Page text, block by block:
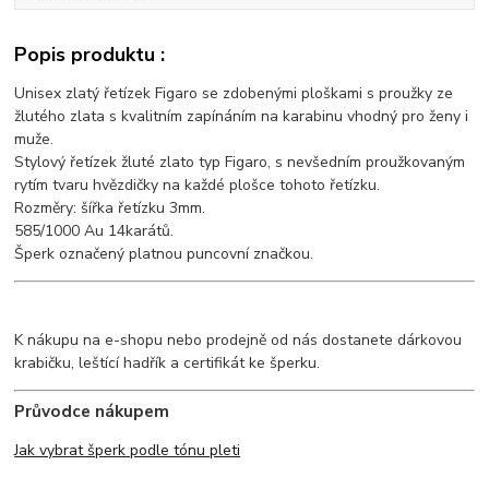
Popis produktu :
Unisex zlatý řetízek Figaro se zdobenými ploškami s proužky ze
žlutého zlata s kvalitním zapínáním na karabinu vhodný pro ženy i
muže.
Stylový řetízek žluté zlato typ Figaro, s nevšedním proužkovaným
rytím tvaru hvězdičky na každé plošce tohoto řetízku.
Rozměry: šířka řetízku 3mm.
585/1000 Au 14karátů.
Šperk označený platnou puncovní značkou.
K nákupu na e-shopu nebo prodejně od nás dostanete dárkovou
krabičku, leštící hadřík a certifikát ke šperku.
Průvodce nákupem
Jak vybrat šperk podle tónu pleti